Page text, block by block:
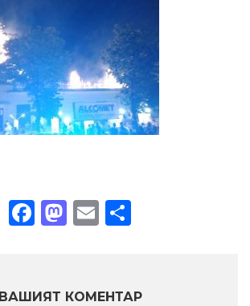
Facebook
Mastodon
Email
ВАШИЯТ КОМЕНТАР